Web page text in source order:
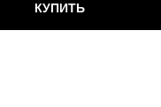
КУПИТЬ